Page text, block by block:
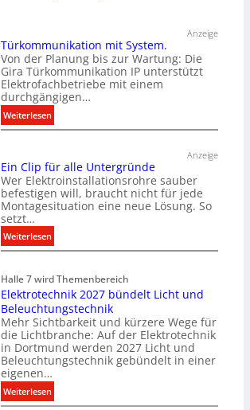
Anzeige
Türkommunikation mit System.
Von der Planung bis zur Wartung: Die
Gira Türkommunikation IP unterstützt
Elektrofachbetriebe mit einem
durchgängigen…
Weiterlesen:
T
r
k
o
m
u
n
k
a
t
i
o
n
t
Anzeige
Ein Clip für alle Untergründe
Wer Elektroinstallationsrohre sauber
befestigen will, braucht nicht für jede
Montagesituation eine neue Lösung. So
setzt…
Weiterlesen:
E
n
C
l
i
p
f
a
Halle 7 wird Themenbereich
Elektrotechnik 2027 bündelt Licht und
Beleuchtungstechnik
Mehr Sichtbarkeit und kürzere Wege für
die Lichtbranche: Auf der Elektrotechnik
in Dortmund werden 2027 Licht und
Beleuchtungstechnik gebündelt in einer
eigenen…
Weiterlesen:
E